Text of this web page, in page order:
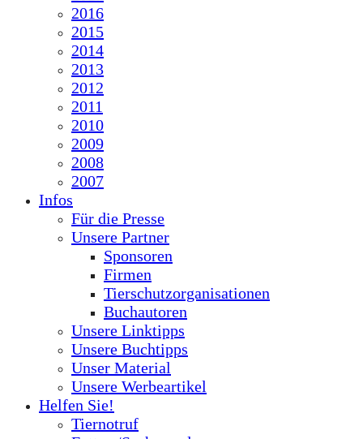
2016
2015
2014
2013
2012
2011
2010
2009
2008
2007
Infos
Für die Presse
Unsere Partner
Sponsoren
Firmen
Tierschutzorganisationen
Buchautoren
Unsere Linktipps
Unsere Buchtipps
Unser Material
Unsere Werbeartikel
Helfen Sie!
Tiernotruf